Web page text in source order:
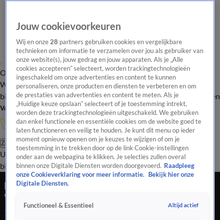
Overzicht Onze programma's Uitzendingen Onze gezichten
In de
WandelgangenInterviewsUitzending
bijwonenPodcastShopVeelgestelde vragenKijkersvraag insturen
Volg Vandaag Inside
Zoeken
UitzendingenVandaag InsideDe OranjezomerShopUitzending
bijwonen
Koeman lacht om verspreking van journalist:
'Mister Michels...'
1 juli 2024, 17:22
Jouw cookievoorkeuren
Wij en onze28 partners gebruiken cookies en vergelijkbare
technieken om informatie te verzamelen over jou als gebruiker van
onze website(s), jouw gedrag en jouw apparaten. Als je „Alle
cookies accepteren” selecteert, worden trackingtechnologieën
ingeschakeld om onze advertenties en content te kunnen
personaliseren, onze producten en diensten te verbeteren en om
de prestaties van advertenties en content te meten. Als je
„Huidige keuze opslaan” selecteert of je toestemming intrekt,
worden deze trackingtechnologieën uitgeschakeld. We gebruiken
dan enkel functionele en essentiële cookies om de website goed te
laten functioneren en veilig te houden. Je kunt dit menu op ieder
moment opnieuw openen om je keuzes te wijzigen of om je
toestemming in te trekken door op de link Cookie-instellingen
onder aan de webpagina te klikken. Je selecties zullen overal
binnen onze Digitale Diensten worden doorgevoerd. Raadpleeg
onze Cookieverklaring voor meer informatie.
Bekijk hier onze
Digitale Diensten.
Functioneel & Essentieel Altijd actief